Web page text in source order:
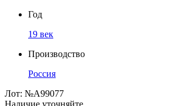
Год
19 век
Производство
Россия
Лот: №А99077
Наличие уточняйте